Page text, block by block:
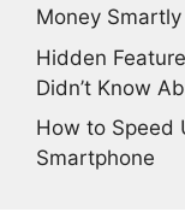
Money Smartly
Hidden
Didn’t Know
How to Speed
Smartphone